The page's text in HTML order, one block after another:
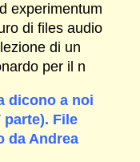
experimentum
di files audio
di un
per il n
dicono a noi
File
da Andrea